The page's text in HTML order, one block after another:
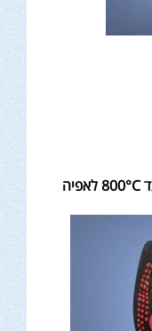
כפפה מקצועית עמידה בחום גבוה עד 800°C לאפיה